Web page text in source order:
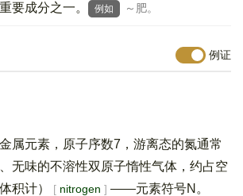
要成分之一。
例如 ～肥。
例证
属元素，原子序数7，游离态的氮通常
无味的不溶性双原子惰性气体，约占空
积计）
nitrogen ——元素符号N。